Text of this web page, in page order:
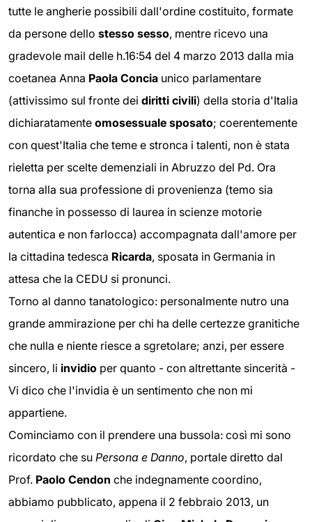
tutte le angherie possibili dall'ordine costituito, formate
da persone dello stesso sesso, mentre ricevo una
gradevole mail delle h.16:54 del 4 marzo 2013 dalla mia
coetanea Anna Paola Concia unico parlamentare
(attivissimo sul fronte dei diritti civili) della storia d'Italia
dichiaratamente omosessuale sposato; coerentemente
con quest'Italia che teme e stronca i talenti, non è stata
rieletta per scelte demenziali in Abruzzo del Pd. Ora
torna alla sua professione di provenienza (temo sia
finanche in possesso di laurea in scienze motorie
autentica e non farlocca) accompagnata dall'amore per
la cittadina tedesca Ricarda, sposata in Germania in
attesa che la CEDU si pronunci.
Torno al danno tanatologico: personalmente nutro una
grande ammirazione per chi ha delle certezze granitiche
che nulla e niente riesce a sgretolare; anzi, per essere
sincero, li invidio per quanto - con altrettante sincerità -
Vi dico che l'invidia è un sentimento che non mi
appartiene.
Cominciamo con il prendere una bussola: così mi sono
ricordato che su Persona e Danno, portale diretto dal
Prof. Paolo Cendon che indegnamente coordino,
abbiamo pubblicato, appena il 2 febbraio 2013, un